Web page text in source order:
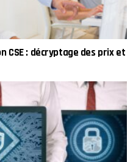
: décryptage des prix et